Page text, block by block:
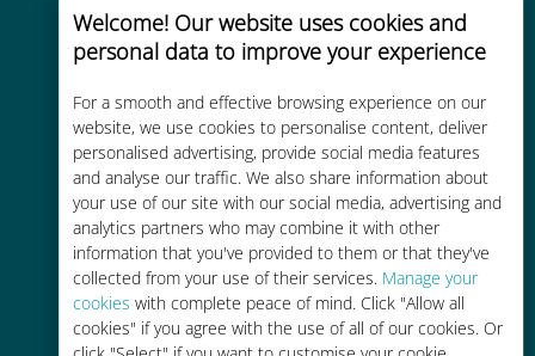
Welcome! Our website uses cookies and
personal data to improve your experience
For a smooth and effective browsing experience on our
website, we use cookies to personalise content, deliver
personalised advertising, provide social media features
and analyse our traffic. We also share information about
your use of our site with our social media, advertising and
analytics partners who may combine it with other
information that you've provided to them or that they've
collected from your use of their services. Manage your
cookies with complete peace of mind. Click "Allow all
cookies" if you agree with the use of all of our cookies. Or
Globalny
Wysokiej jakości komórkowa
transmisja danych w ponad 200
miejscach na świecie
Efektywny kosztowo
Do 90% taniej w porównaniu z